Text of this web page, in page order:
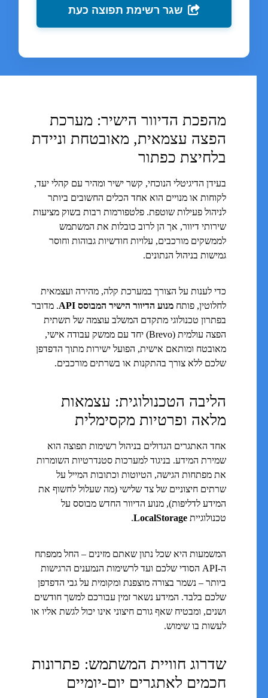
שגר רשימת תפוצה כעת
מהפכת הדיוור הישיר: מערכת
הפצה עצמאית, מאובטחת וניידת
בלחיצת כפתור
בעידן הדיגיטלי הנוכחי, קשר ישיר ומהיר עם קהלי יעד,
לקוחות או מנויים הוא אחד הכלים החשובים ביותר
לניהול פעילות שוטפת. פלטפורמות רבות בשוק מציעות
שירותי דיוור, אך הן לרוב כובלות את המשתמש
לממשקים מורכבים, עלויות חודשיות גבוהות וחוסר
גמישות בניהול הנתונים.
כדי לענות על הצורך במערכת קלה, מהירה ועצמאית
לחלוטין, פותח מנוע הדיוור הישיר המבוסס API
. מדובר
בפתרון טכנולוגי מתקדם המשלב עוצמה של תשתית
הפצה עולמית (Brevo) יחד עם ממשק עבודה אישי,
מאובטח ומותאם אישית, הפועל ישירות מתוך הדפדפן
שלכם ללא צורך בהתקנות או בשרתים מורכבים.
הליבה הטכנולוגית: עצמאות
מלאה ופרטיות מקסימלית
אחד האתגרים הגדולים בניהול רשימות תפוצה הוא
שמירת המידע. בניגוד למערכות סטנדרטיות השומרות
את מפתחות הגישה, הטיוטות וכתובות המייל על
שרתים חיצוניים של צד שלישי (מה שעלול לחשוף את
המידע לדליפות), מנוע הדיוור החדש מבוסס על
טכנולוגיית LocalStorage
.
המשמעות היא שכל נתון שאתם מזינים – החל ממפתח
ה-API הסודי שלכם ועד לרשימות הנמענים הרגישות
ביותר – נשמר בצורה מוצפנת ומקומית על גבי הדפדפן
שלכם בלבד. המידע נשאר זמין עבורכם למשך חודשים
ושנים, ומבטיח שאף גורם חיצוני אינו יכול לגשת אליו או
לעשות בו שימוש.
שדרוג חוויית המשתמש: פתרונות
חכמים לאתגרים יום-יומיים